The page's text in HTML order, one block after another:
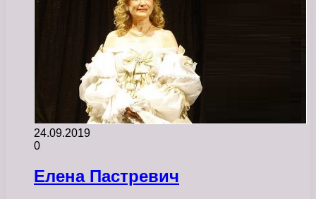
24.09.2019
0
Елена Пастревич